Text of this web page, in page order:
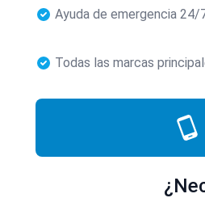
Ayuda de emergencia 24/
Todas las marcas